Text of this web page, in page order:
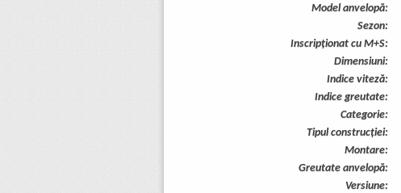
Model anvelopă:
Sezon:
Inscripționat cu M+S:
Dimensiuni:
Indice viteză:
Indice greutate:
Categorie:
Tipul construcţiei:
Montare:
Greutate anvelopă:
Versiune: